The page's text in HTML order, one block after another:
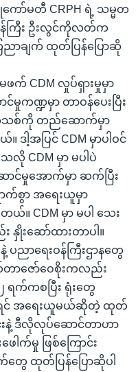
ော်မတီ CRPH ရဲ့ သမ္မတ
ဝန်ကြီး ဦးလွင်ကိုလတ်က
ညာချက် ထုတ်ပြန်ပြောဆို
က် CDM လှုပ်ရှားမှုမှာ
မှုကဏ္ဍမှာ တာဝန်ပေးပြီး
အသစ်ကို တည်ဆောက်မှာ
ဒါ့အပြင် CDM မှာပါဝင်
CDM မှာ မပါပဲ
င်မှုအောက်မှာ ဆက်ပြီး
စွာ အရေးယူမှာ
ယ်။ CDM မှာ မပါ သေး
နှိုးဆော်ထားတာပါ။
ပညာရေးဝန်ကြီးဌာနတွေ
တာဇော်ဝေစိုးကလည်း
က်ကစပြီး ရုံးတွေ
ရင် အရေးယူမယ်ဆိုတဲ့ ထုတ်
းနဲ့ ဒီလိုလုပ်ဆောင်တာဟာ
ါက်မှု ဖြစ်ကြောင်း
ေ ထုတ်ပြန်ပြောဆိုပါ